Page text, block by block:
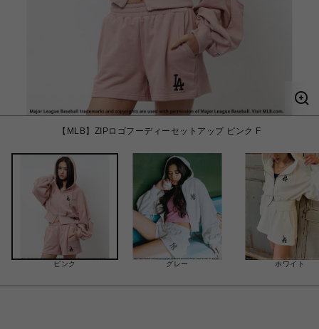
【MLB】ZIPロゴフーディーセットアップ ピンク F
ピンク グレー ホワイト